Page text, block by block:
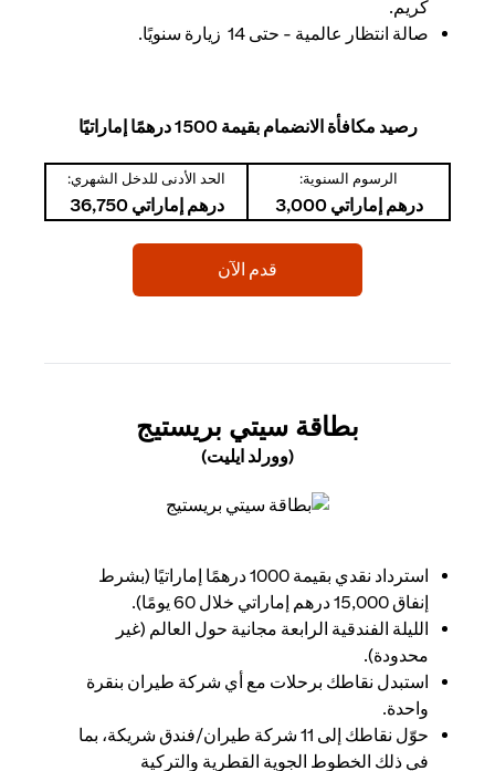
كريم.
صالة انتظار عالمية - حتى 14 زيارة سنويًا.
رصيد مكافأة الانضمام بقيمة 1500 درهمًا إماراتيًا
الرسوم السنوية:
درهم إماراتي 3,000
الحد الأدنى للدخل الشهري:
درهم إماراتي 36,750
قدم الآن
بطاقة سيتي بريستيج
(وورلد ايليت)
استرداد نقدي بقيمة 1000 درهمًا إماراتيًا (بشرط
إنفاق 15,000 درهم إماراتي خلال 60 يومًا).
الليلة الفندقية الرابعة مجانية حول العالم (غير
محدودة).
استبدل نقاطك برحلات مع أي شركة طيران بنقرة
واحدة.
حوّل نقاطك إلى 11 شركة طيران/فندق شريكة، بما
في ذلك الخطوط الجوية القطرية والتركية